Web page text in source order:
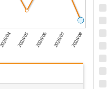
2026/04 2026/05 2026/06 2026/07 2026/08